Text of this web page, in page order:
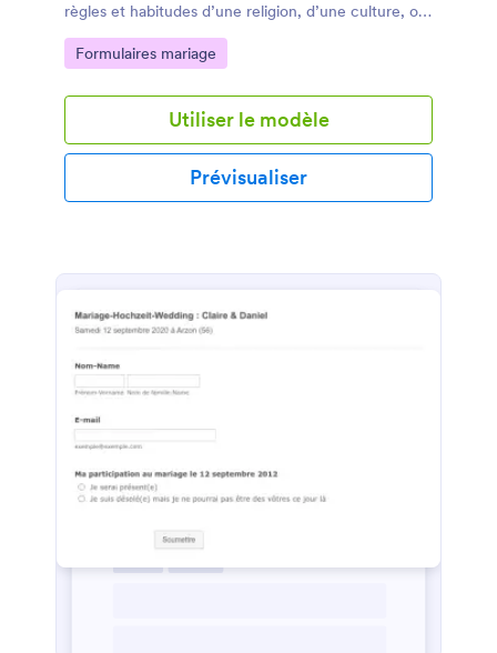
règles et habitudes d’une religion, d’une culture, ou
d’un système législatif dans le contexte d’un <a
href="https://www.jotform.com/form-
target="_blank">mariage</a>. Un certificat de
mariage inclus typiquement le nom des personnes
qui se marient, le type de <a
href="https://www.jotform.com/pdf-
templates/certificate"
vient le certificat de mariage ! Les certificats de
pourquoi pas en faire un plus joli avec le modèle
Remplissez simplement un formulaire avec vos
noms, la date, et le lieu de la cérémonie, et signez-
href="https://www.jotform.com/products/sign/"
target="_blank">signatures électroniques</a>. Notre
modèle génère immédiatement un joli certificat de
mariage PDF à garder, imprimer et afficher. C’est le
jours de votre vie ! Notre modèle gratuit de
certificat de mariage PDF est déjà superbe, et vous
Go to Category:
Formulaires mariage
Utiliser le modèle
Prévisualiser